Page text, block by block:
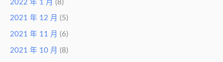
2022 年 1 月 (8)
2021 年 12 月 (5)
2021 年 11 月 (6)
2021 年 10 月 (8)